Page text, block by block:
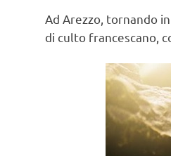
Ad Arezzo, tornando in
di culto francescano,